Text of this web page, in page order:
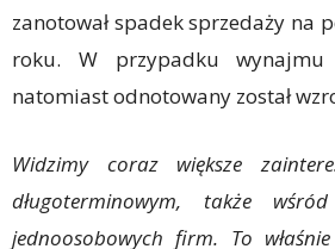
zanotował spadek sprzedaży na
roku. W przypadku wynajmu
natomiast odnotowany został
Widzimy coraz większe
długoterminowym, także
jednoosobowych firm. To